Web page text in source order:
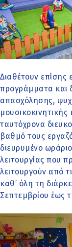
Διαθέτουν επίσης
προγράμματα και
απασχόλησης,
ταυτόχρονα
βαθμό τους
διευρυμένο
λειτουργίας που
λειτουργούν από
καθ’ όλη τη
Σεπτεμβρίου έως